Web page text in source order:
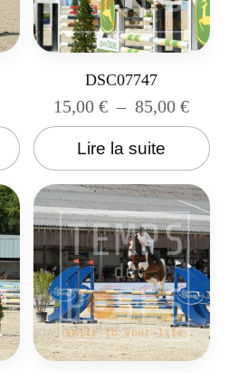
DSC07747
15,00€ – 85,00€
Lire la suite